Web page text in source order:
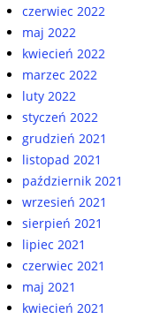
czerwiec 2022
maj 2022
kwiecień 2022
marzec 2022
luty 2022
styczeń 2022
grudzień 2021
listopad 2021
październik 2021
wrzesień 2021
sierpień 2021
lipiec 2021
czerwiec 2021
maj 2021
kwiecień 2021